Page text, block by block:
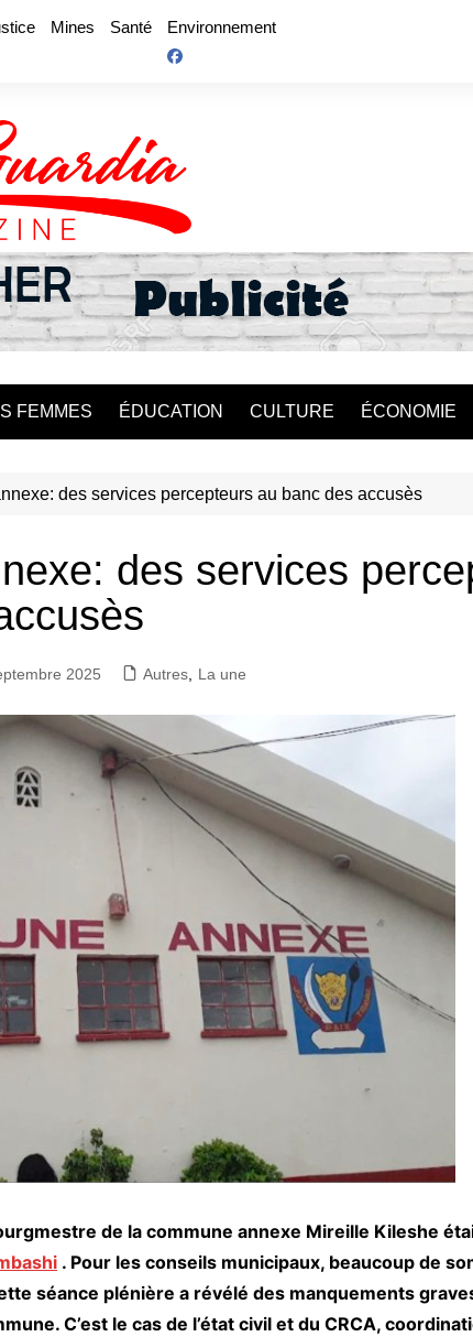
Mines Santé Environnement
FEMMES ÉDUCATION CULTURE ÉCONOMIE
des services percepteurs au banc des accusès
des services
2025 Autres, La une
de la commune annexe Mireille Kileshe
. Pour les conseils municipaux, beaucoup de
séance plénière a révélé des manquements
C’est le cas de l’état civil et du CRCA,